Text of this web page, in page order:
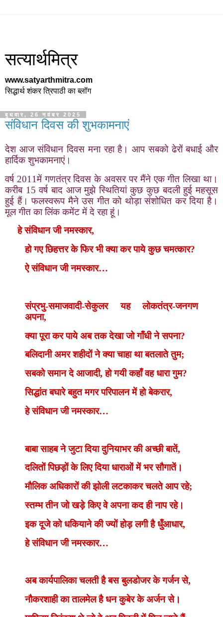
सत्यार्थमित्र
www.satyarthmitra.com
सिद्धार्थ शंकर त्रिपाठी का ब्लॉग
बुधवार, 26 नवंबर 2025
संविधान दिवस की शुभकामनाएं
देश आज संविधान दिवस मना रहा है। आप सबको ढेरों बधाई और
हार्दिक शुभकामनाएं।
वर्ष 2011में गणतंत्र दिवस के अवसर पर मैंने एक गीत लिखा था।
करीब 15 वर्ष बाद आज मुझे स्थितियां कुछ कुछ बदली हुई महसूस
हुई हैं। फलस्वरूप मैने उस गीत को थोड़ा संशोधित कर दिया है।
मूल गीत का लिंक कमेंट में दे रहा हूं।
हे संविधान जी नमस्कार,
हो गए छिहत्तर के फिर भी क्या कर पाये कुछ चमत्कार?
ऐ संविधान जी नमस्कार…
संप्रभु-समाजवादी-सेकुलर यह लोकतंत्र-जनगण
अपना,
क्या पूरा कर पाये अब तक देखा जो गाँधी ने सपना?
बलिदानी अमर शहीदों ने क्या चाहा था बतलाते तुम;
सबको समान दे आजादी,हो गयी कहाँ वह धारा गुम?
सिद्धांत बघारे बहुत मगर परिपालन में हो बेकरार,
हे संविधान जी नमस्कार…
बाबा साहब ने जुटा दिया दुनियाभर की अच्छी बातें,
दलितों पिछड़ों के लिए दिया धाराओं में भर सौगातें।
मौलिक अधिकारों की झोली लटकाकर चलते आप रहे;
स्तम्भ तीन जो खड़े किए वे अपना कद ही नाप रहे।
इक दूजे को धकियाने की ज्यों होड़ लगी है धुँआधार,
हे संविधान जी नमस्कार…
अब कार्यपालिका चलती है बस बुलडोजर के गर्जन से,
नौकरशाही का तालमेल है धन कुबेर के अर्जन से।